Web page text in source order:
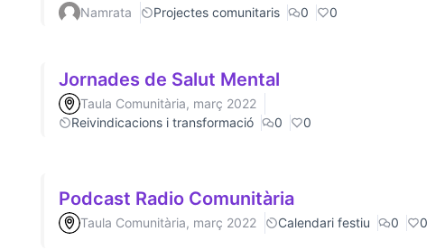
Namrata Projectes comunitaris 0 0
Jornades de Salut Mental
Taula Comunitària, març 2022
Reivindicacions i transformació
0 0
Podcast Radio Comunitària
Taula Comunitària, març 2022 Calendari festiu 0 0